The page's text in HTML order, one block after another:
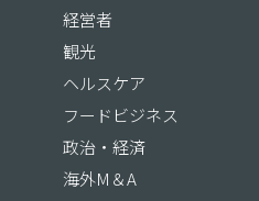
経営者
観光
ヘルスケア
フードビジネス
政治・経済
海外M＆A